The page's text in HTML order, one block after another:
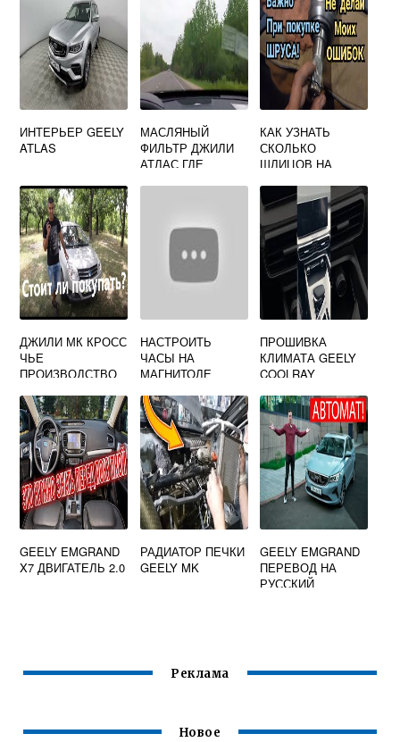
ИНТЕРЬЕР GEELY
ATLAS
МАСЛЯНЫЙ
ФИЛЬТР ДЖИЛИ
АТЛАС ГДЕ
КАК УЗНАТЬ
СКОЛЬКО
ШЛИЦОВ НА
МК
ДЖИЛИ МК КРОСС
ЧЬЕ
ПРОИЗВОДСТВО
НАСТРОИТЬ
ЧАСЫ НА
МАГНИТОЛЕ
Х7
ПРОШИВКА
КЛИМАТА GEELY
COOLRAY
GEELY EMGRAND
X7 ДВИГАТЕЛЬ 2.0
РАДИАТОР ПЕЧКИ
GEELY MK
GEELY EMGRAND
ПЕРЕВОД НА
РУССКИЙ
Реклама
Новое